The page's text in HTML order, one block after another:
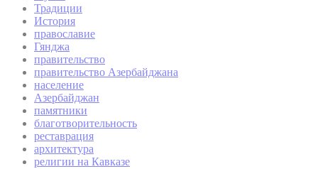
Традиции
История
православие
Гянджа
правительство
правительство Азербайджана
население
Азербайджан
памятники
благотворительность
реставрация
архитектура
религии на Кавказе